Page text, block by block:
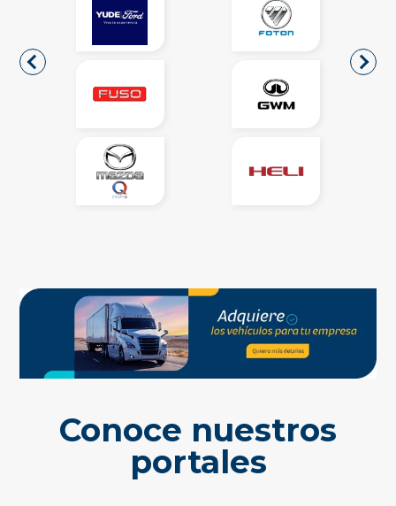
Conoce nuestros
portales